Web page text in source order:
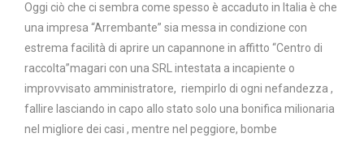
Oggi ciò che ci sembra come spesso è accaduto in Italia è che
una impresa “Arrembante” sia messa in condizione con
estrema facilità di aprire un capannone in affitto “Centro di
raccolta”magari con una SRL intestata a incapiente o
improvvisato amministratore, riempirlo di ogni nefandezza ,
fallire lasciando in capo allo stato solo una bonifica milionaria
nel migliore dei casi , mentre nel peggiore, bombe